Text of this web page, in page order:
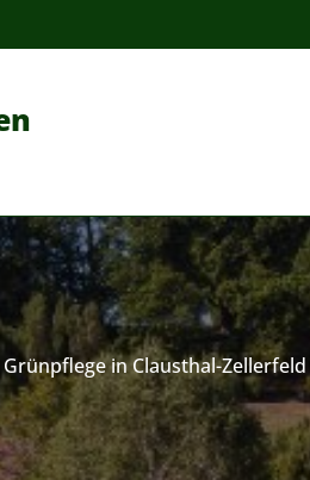
Grünpflege in Clausthal-Zellerfeld